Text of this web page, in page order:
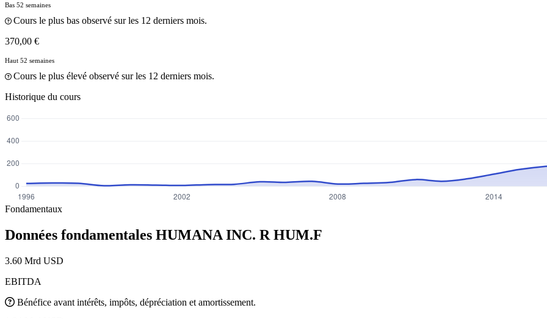
Bas 52 semaines
Cours le plus bas observé sur les 12 derniers mois.
370,00 €
Haut 52 semaines
Cours le plus élevé observé sur les 12 derniers mois.
Historique du cours
Fondamentaux
Données fondamentales HUMANA INC. R HUM.F
3.60 Mrd USD
EBITDA
Bénéfice avant intérêts, impôts, dépréciation et amortissement.